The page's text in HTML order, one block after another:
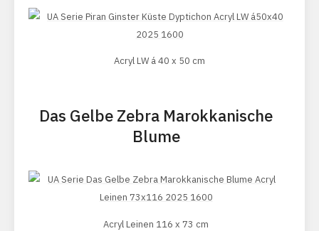
Acryl LW á 40 x 50 cm
Das Gelbe Zebra Marokkanische
Blume
Acryl Leinen 116 x 73 cm